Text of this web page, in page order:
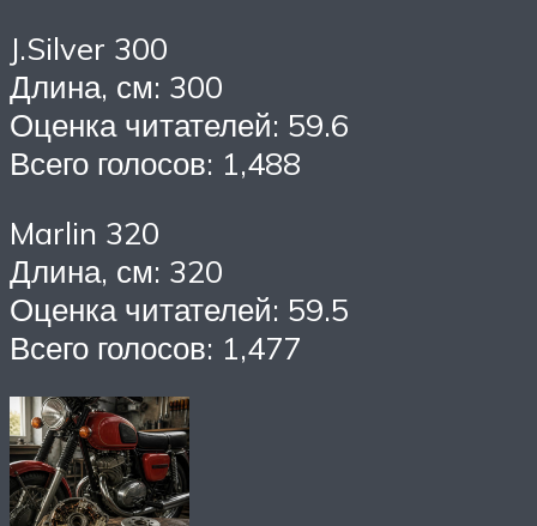
J.Silver 300
Длина, см: 300
Оценка читателей: 59.6
Всего голосов: 1,488
Marlin 320
Длина, см: 320
Оценка читателей: 59.5
Всего голосов: 1,477